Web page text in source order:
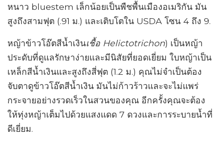
หนาว bluestem เล็กน้อยเป็นพืชพื้นเมืองอเมริกัน มัน
สูงถึงสามฟุต (.91 ม.) และเติบโตใน USDA โซน 4 ถึง 9.
หญ้าข้าวโอ๊ตสีน้ำเงินเชื้อ Helictotrichon) เป็นหญ้า
ประดับที่ดูแลรักษาง่ายและมีนิสัยที่ยอดเยี่ยม ใบหญ้าเป็น
เหล็กสีน้ำเงินและสูงถึงสี่ฟุต (1.2 ม.) คุณไม่จำเป็นต้อง
จับตาดูข้าวโอ๊ตสีน้ำเงิน มันไม่ก้าวร้าวและจะไม่แพร่
กระจายอย่างรวดเร็วในสวนของคุณ อีกครั้งคุณจะต้อง
ให้ทุ่งหญ้าเต็มไปด้วยแสงแดด 7 ดวงและการระบายน้ำที่
ดีเยี่ยม.